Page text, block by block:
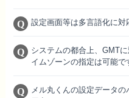
設定画面等は多言語化に対
システムの都合上、GMT
イムゾーンの指定は可能で
メル丸くんの設定データ